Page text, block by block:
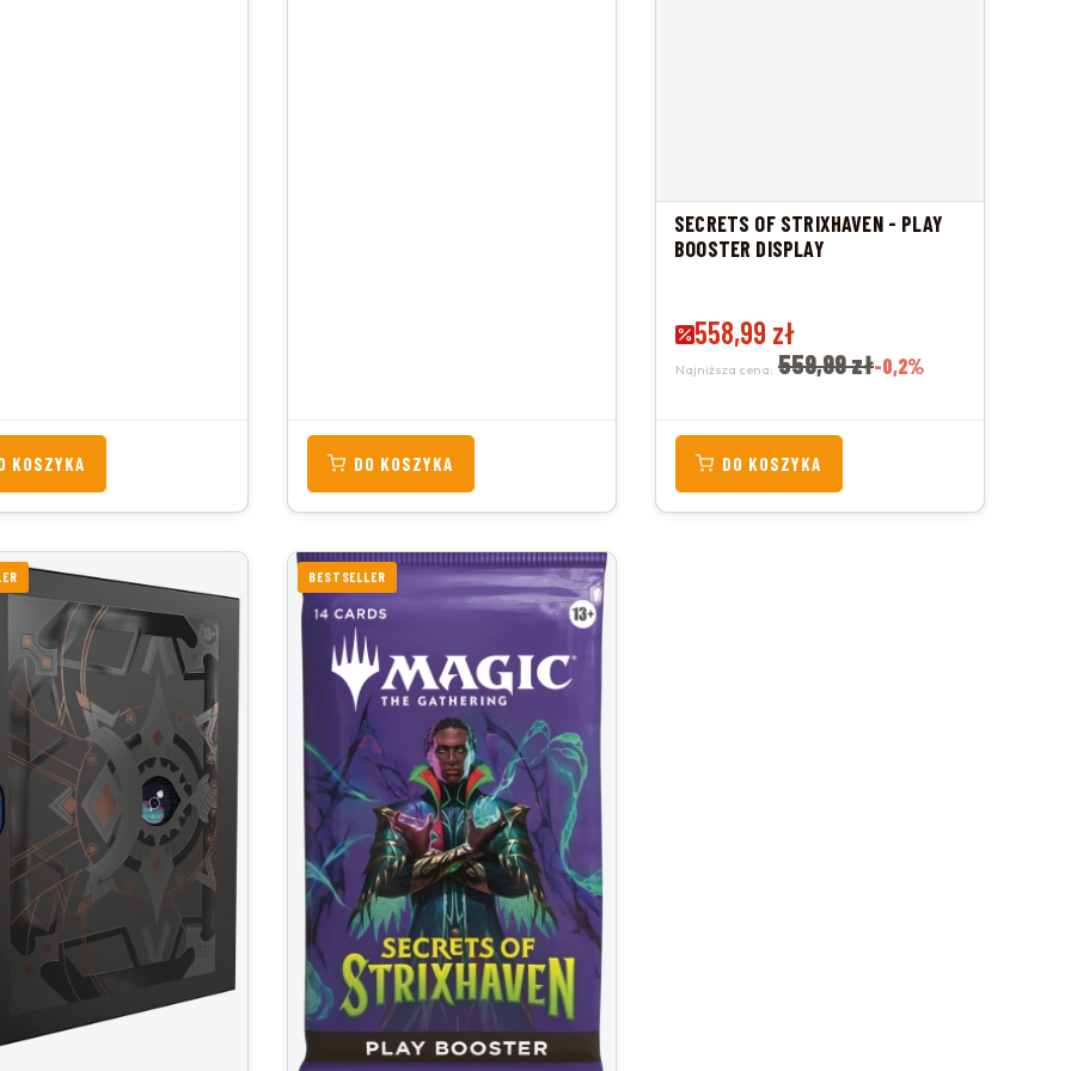
KOSZYKA DO KOSZYKA
SECRETS OF STRIXHAVEN - PLAY
BOOSTER DISPLAY
Cena promocyjna
558,99 zł
Najniższa cena: 559,99 zł-0,2%
DO KOSZYKA
BESTSELLER